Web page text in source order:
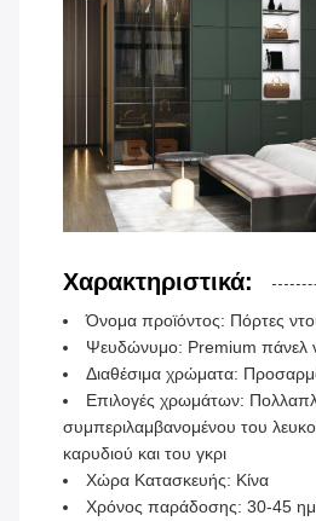
Χαρακτηριστικά:
Όνομα προϊόντος: Πόρτες
Ψευδώνυμο: Premium πάνελ
Διαθέσιμα χρώματα:
Επιλογές χρωμάτων:
συμπεριλαμβανομένου του
καρυδιού και του γκρι
Χώρα Κατασκευής: Κίνα
Χρόνος παράδοσης: 30-45